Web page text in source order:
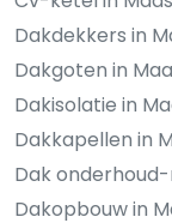
Dakdekkers in
Dakgoten in
Dakisolatie in
Dakkapellen in
Dak
Dakopbouw in